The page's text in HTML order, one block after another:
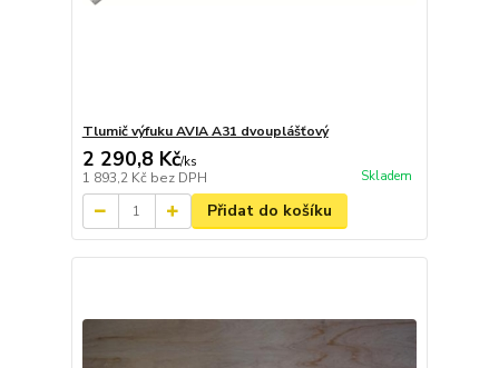
Tlumič výfuku AVIA A31 dvouplášťový
2 290,8 Kč/ks
1 893,2 Kč bez DPH Skladem
Přidat do košíku